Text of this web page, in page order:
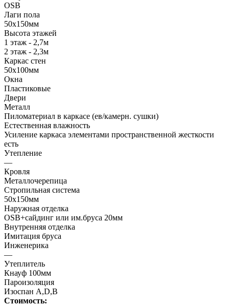
OSB
Лаги пола
50х150мм
Высота этажей
1 этаж - 2,7м
2 этаж - 2,3м
Каркас стен
50х100мм
Окна
Пластиковые
Двери
Металл
Пиломатериал в каркасе (ев/камерн. сушки)
Естественная влажность
Усиление каркаса элементами пространственной жесткости
есть
Утепление
—
Кровля
Металлочерепица
Стропильная система
50х150мм
Наружная отделка
OSB+сайдинг или им.бруса 20мм
Внутренняя отделка
Имитация бруса
Инженерика
—
Утеплитель
Кнауф 100мм
Пароизоляция
Изоспан А,D,B
Стоимость: